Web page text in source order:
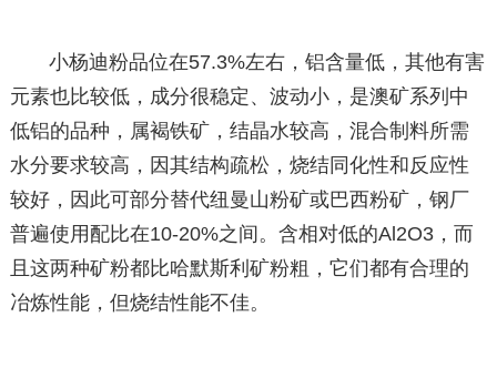
小杨迪粉品位在57.3%左右，铝含量低，其他有害
元素也比较低，成分很稳定、波动小，是澳矿系列中
低铝的品种，属褐铁矿，结晶水较高，混合制料所需
水分要求较高，因其结构疏松，烧结同化性和反应性
较好，因此可部分替代纽曼山粉矿或巴西粉矿，钢厂
普遍使用配比在10-20%之间。含相对低的Al2O3，而
且这两种矿粉都比哈默斯利矿粉粗，它们都有合理的
冶炼性能，但烧结性能不佳。